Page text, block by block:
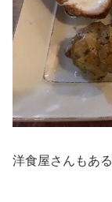
洋食屋さんもある